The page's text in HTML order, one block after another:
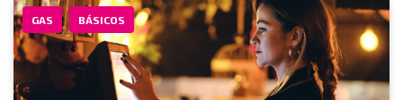
GAS BÁSICOS